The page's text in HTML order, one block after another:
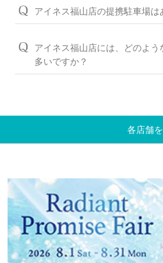
お近くの銀座ダイヤモンドシ
ださい。
＜銀座ダイヤモンドシライシの
「サイズ直し」「歪み直し」「
グ」「再つや消し加工」「再
「新品交換（有料）」などがあ
永久保証サービスについて
WEBでの来店予約がおすすめ
ジリング）・結婚指輪（マリッ
には3,000円分のギフトカード
お伝えいただくとスムーズにご
アイネス福山店の提携駐車場は
キング（もみじ銀行隣）と提
※当店ご滞在時間（上限2時間
アイネス福山店には、どのよ
多いですか？
各店舗